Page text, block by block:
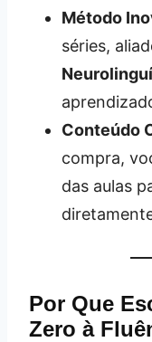
Método
séries,
Conteúdo
compra,
das aulas
Por Que
Zero à